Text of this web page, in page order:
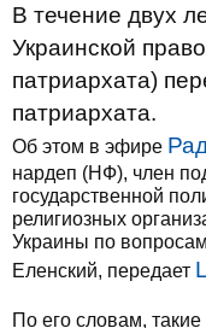
В течение двух
Украинской
патриархата)
патриархата.
Об этом в эфире
нардеп (НФ), член
государственной
религиозных
Украины по
Еленский, передает
По его словам,